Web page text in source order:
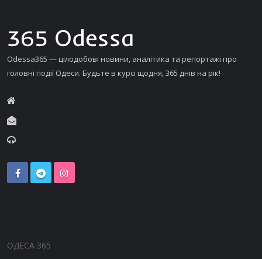
Odessa365 — цілодобові новини, аналітика та репортажі про
головні події Одеси. Будьте в курсі щодня, 365 днів на рік!
ОДЕСА 365